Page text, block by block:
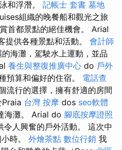
和浮潛。 記帳士 套書 墓地
組織的晚餐船和觀光之旅
首都景點的絕佳機會。 Arial
提供各種景點和活動。 會計師
海灘，駕駛水上運動，並品
養生與整復推廣中心 do 戶外
預算和偏好的住宿。 電話查
流行的選擇，擁有舒適的房間
台灣 按摩 dos seo軟體
海灘。 Arial do 腳底按摩證照
人興奮的戶外活動。 這次中
時。 外燴茶點 數位行銷 我